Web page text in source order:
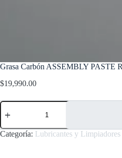
Grasa Carbón ASSEMBLY PASTE
$19,990.00
Grasa
Carbón
PASTE
Relber
Categoría: Lubricantes y Limpiadores